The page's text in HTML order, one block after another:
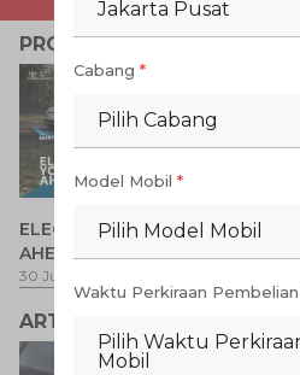
PROMO TERKAIT
ELECTRIFY YOUR PATH
AHEAD
30 Jul 2026
ARTIKEL LAINNYA
Jakarta Pusat
Cabang *
Pilih Cabang
Model Mobil *
Pilih Model Mobil
Waktu Perkiraan
Pilih Waktu
Mobil